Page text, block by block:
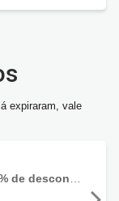
expiraram, vale